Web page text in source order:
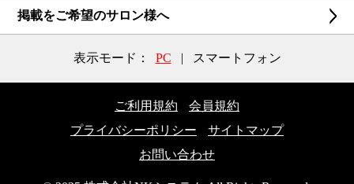
掲載をご希望のサロン様へ
表示モード： PC | スマートフォン
ご利用規約
会員規約
プライバシーポリシー
サイトマップ
お問い合わせ